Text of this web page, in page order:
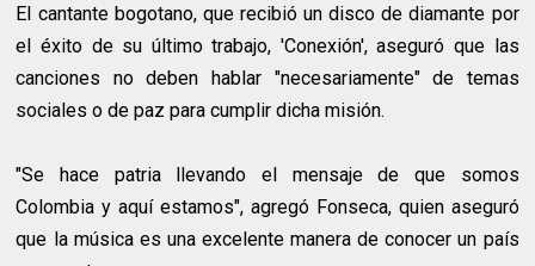
El cantante bogotano, que recibió un disco de diamante por
el éxito de su último trabajo, 'Conexión', aseguró que las
canciones no deben hablar "necesariamente" de temas
sociales o de paz para cumplir dicha misión.
"Se hace patria llevando el mensaje de que somos
Colombia y aquí estamos", agregó Fonseca, quien aseguró
que la música es una excelente manera de conocer un país